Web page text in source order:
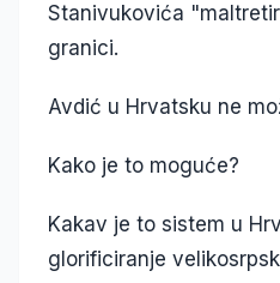
Stanivukovića
granici.
Avdić u Hrvatsku ne
Kako je to moguće?
Kakav je to sistem u
glorificiranje